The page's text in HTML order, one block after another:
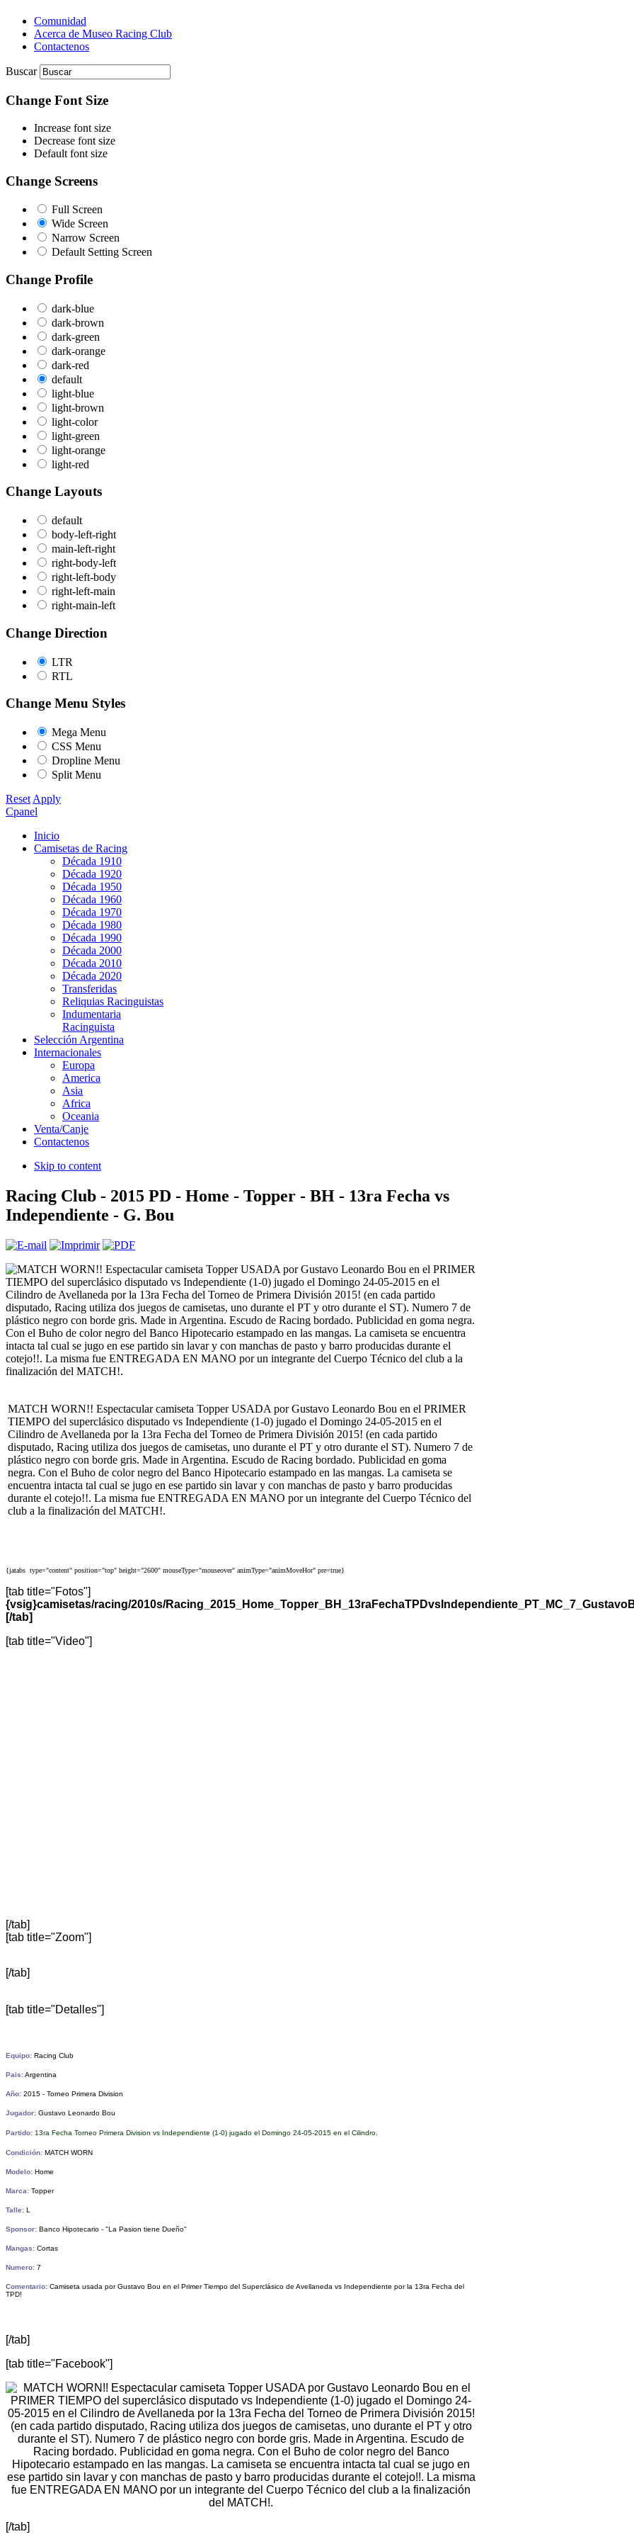
Comunidad
Acerca de Museo Racing Club
Contactenos
Buscar
Change Font Size
Increase font size
Decrease font size
Default font size
Change Screens
Full Screen
Wide Screen
Narrow Screen
Default Setting Screen
Change Profile
dark-blue
dark-brown
dark-green
dark-orange
dark-red
default
light-blue
light-brown
light-color
light-green
light-orange
light-red
Change Layouts
default
body-left-right
main-left-right
right-body-left
right-left-body
right-left-main
right-main-left
Change Direction
LTR
RTL
Change Menu Styles
Mega Menu
CSS Menu
Dropline Menu
Split Menu
Reset Apply
Cpanel
Inicio
Camisetas de Racing
Década 1910
Década 1920
Década 1950
Década 1960
Década 1970
Década 1980
Década 1990
Década 2000
Década 2010
Década 2020
Transferidas
Reliquias Racinguistas
Indumentaria
Racinguista
Selección Argentina
Internacionales
Europa
America
Asia
Africa
Oceania
Venta/Canje
Contactenos
Skip to content
Racing Club - 2015 PD - Home - Topper - BH - 13ra Fecha vs
Independiente - G. Bou
MATCH WORN!! Espectacular camiseta Topper USADA por Gustavo Leonardo Bou en el PRIMER
TIEMPO del superclásico disputado vs Independiente (1-0) jugado el Domingo 24-05-2015 en el
Cilindro de Avellaneda por la 13ra Fecha del Torneo de Primera División 2015! (en cada partido
disputado, Racing utiliza dos juegos de camisetas, uno durante el PT y otro durante el ST). Numero 7 de
plástico negro con borde gris. Made in Argentina. Escudo de Racing bordado. Publicidad en goma
negra. Con el Buho de color negro del Banco Hipotecario estampado en las mangas. La camiseta se
encuentra intacta tal cual se jugo en ese partido sin lavar y con manchas de pasto y barro producidas
durante el cotejo!!. La misma fue ENTREGADA EN MANO por un integrante del Cuerpo Técnico del
club a la finalización del MATCH!.
{jatabs type="content" position="top" height="2600" mouseType="mouseover" animType="animMoveHor" pre=true}
[tab title="Fotos"]
{vsig}camisetas/racing/2010s/
[/tab]
[tab title="Video"]
[/tab]
[tab title="Zoom"]
[/tab]
[tab title="Detalles"]
Equipo: Racing Club
Pais:Argentina
Año: 2015 - Torneo Primera Division
Jugador: Gustavo Leonardo Bou
Partido: 13ra Fecha Torneo Primera Division vs Independiente (1-0) jugado el Domingo 24-05-2015 en el Cilindro
Condición: MATCH WORN
Modelo: Home
Marca: Topper
Talle: L
Sponsor: Banco Hipotecario - "La Pasion tiene Dueño"
Mangas: Cortas
Numero: 7
Comentario: Camiseta usada por Gustavo Bou en el Primer Tiempo del Superclásico de Avellaneda vs Independiente por la 13ra Fecha del
TPD!
[/tab]
[tab title="Facebook"]
[/tab]